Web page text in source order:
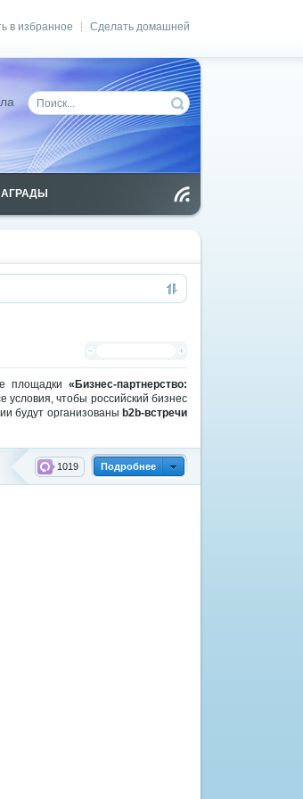
Сделать домашней
в избранное
ен
площадки «Бизнес-партнерство:
условия, чтобы российский бизнес
будут организованы b2b-встречи
Подробнее
1019